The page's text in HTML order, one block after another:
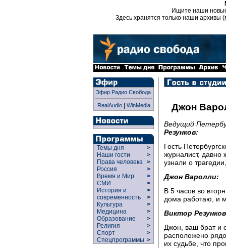
Ищите наши
Здесь хранятся только наши архивы
Эфир Радио Свобода
RealAudio| WinMedia
Темы дня
>
Наши гости
>
Права человека >
Россия
>
Время и Мир
>
СМИ
>
История и
современность
>
>
Культура
>
Медицина
>
Образование
>
Религия
>
Спорт
>
Спецпрограммы >
Джон
Ведущий
Резунков:
Гость
журналист,
узнали о
Джон Варолли:
В 5 часов во
дома работаю, и
Виктор
Джон, ваш брат и
расположено
их судьбе, что